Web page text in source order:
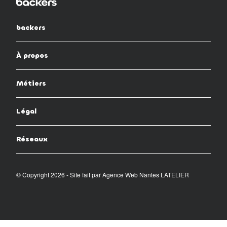
backers
À propos
Métiers
Légal
Réseaux
© Copyright 2026 - Site fait parAgence Web Nantes LATELIER